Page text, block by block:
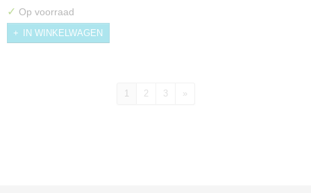
✓ Op voorraad
IN WINKELWAGEN
1 2 3 »